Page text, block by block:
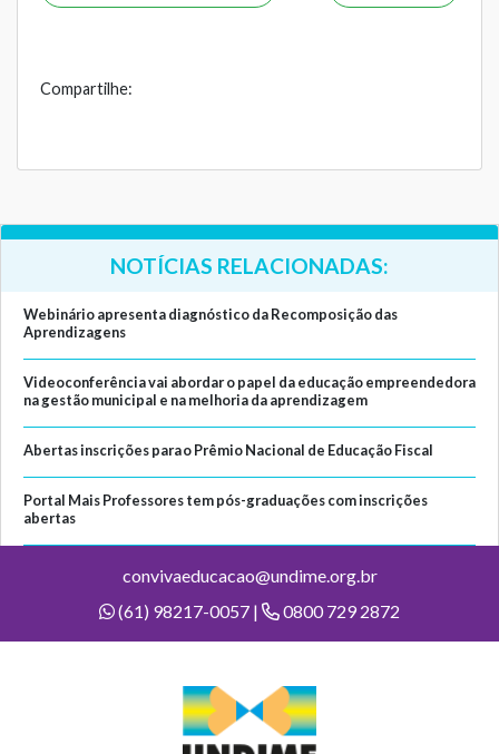
Compartilhe:
NOTÍCIAS RELACIONADAS:
Webinário apresenta diagnóstico da Recomposição das
Aprendizagens
Videoconferência vai abordar o papel da educação empreendedora
na gestão municipal e na melhoria da aprendizagem
Abertas inscrições para o Prêmio Nacional de Educação Fiscal
Portal Mais Professores tem pós-graduações com inscrições
abertas
convivaeducacao@undime.org.br
(61) 98217-0057 |
0800 729 2872